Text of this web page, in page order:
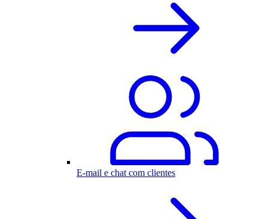
E-mail e chat com clientes